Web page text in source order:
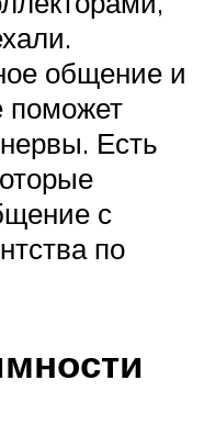
общение и
поможет
Есть
с
по